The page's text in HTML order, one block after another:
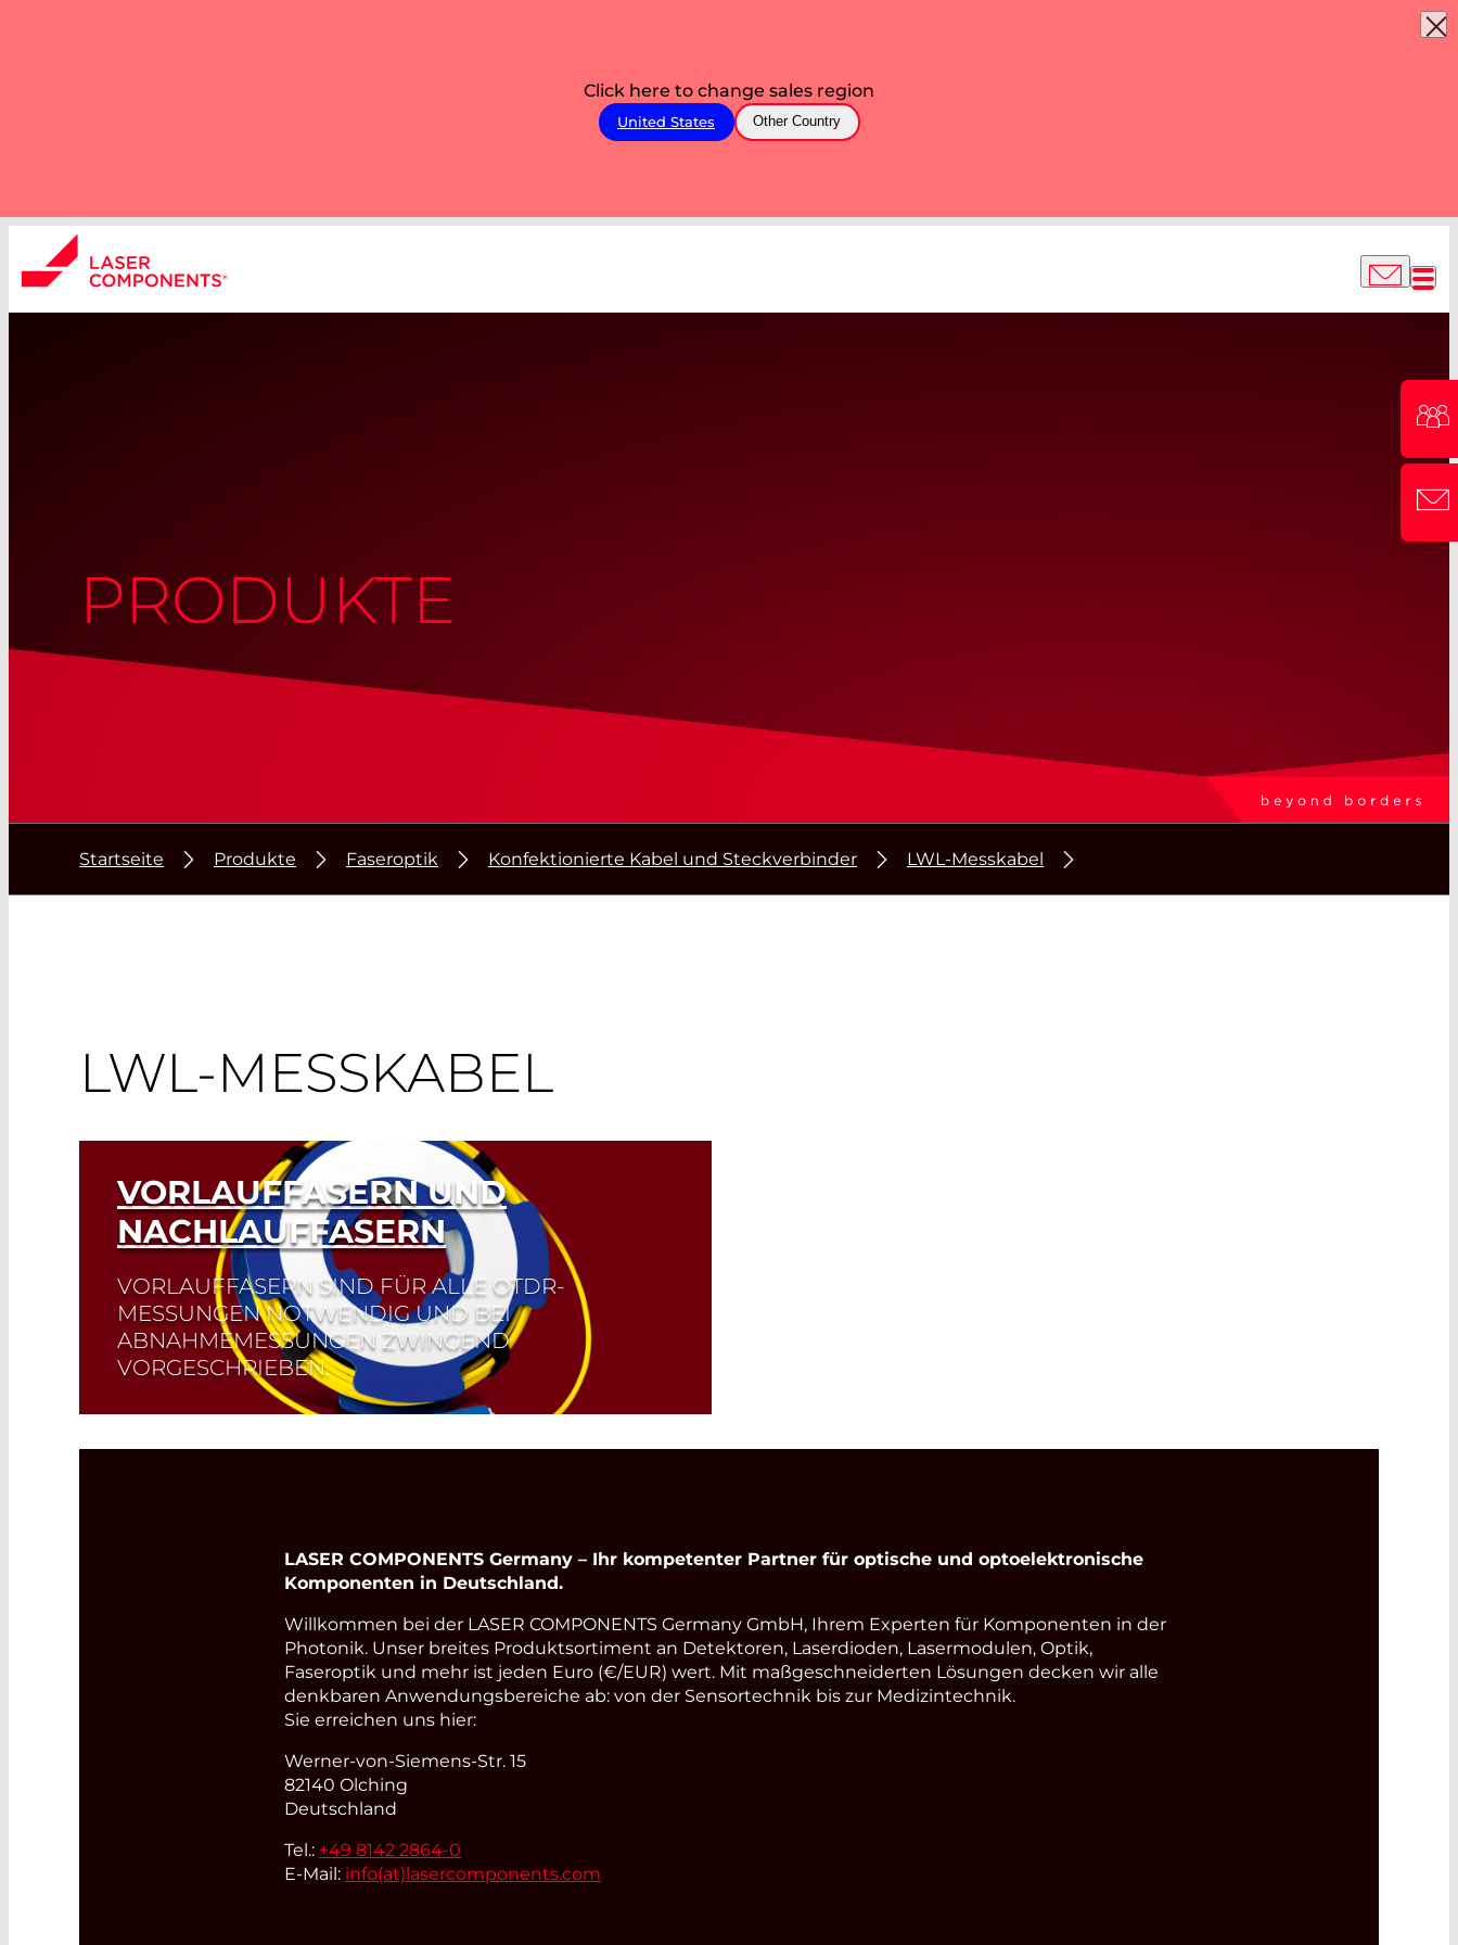
Click here to change sales region
United States Other Country
PRODUKTE
Startseite Produkte Faseroptik Konfektionierte Kabel und Steckverbinder LWL-Messkabel
LWL-MESSKABEL
VORLAUFFASERN UND
NACHLAUFFASERN
VORLAUFFASERN SIND FÜR ALLE OTDR-
MESSUNGEN NOTWENDIG UND BEI
ABNAHMEMESSUNGEN ZWINGEND
VORGESCHRIEBEN.
Sie ermöglichen es, auch den ersten Stecker der Strecke zu
LASER COMPONENTS Germany – Ihr kompetenter Partner für optische und optoelektronische
Komponenten in Deutschland.
Willkommen bei der LASER COMPONENTS Germany GmbH, Ihrem Experten für Komponenten in der
Photonik. Unser breites Produktsortiment an Detektoren, Laserdioden, Lasermodulen, Optik,
Faseroptik und mehr ist jeden Euro (€/EUR) wert. Mit maßgeschneiderten Lösungen decken wir alle
denkbaren Anwendungsbereiche ab: von der Sensortechnik bis zur Medizintechnik.
Sie erreichen uns hier:
Werner-von-Siemens-Str. 15
82140 Olching
Deutschland
Tel.: +49 8142 2864-0
E-Mail: info(at)lasercomponents.com